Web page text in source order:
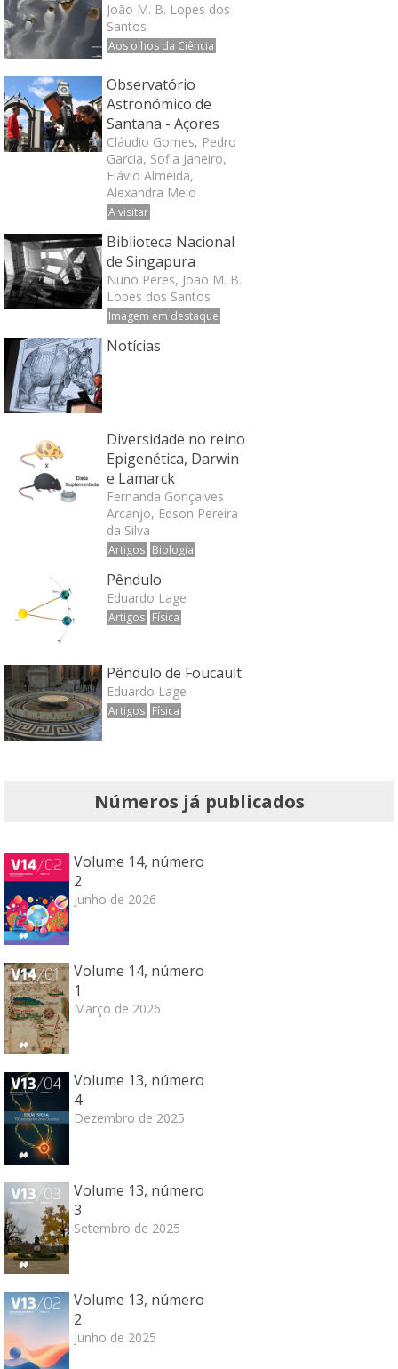
João M. B. Lopes dos
Santos
Aos olhos da Ciência
Observatório
Astronómico de
Santana - Açores
Cláudio Gomes, Pedro
Garcia, Sofia Janeiro,
Flávio Almeida,
Alexandra Melo
A visitar
Biblioteca Nacional
de Singapura
Nuno Peres, João M. B.
Lopes dos Santos
Imagem em destaque
Notícias
Diversidade no reino
Epigenética, Darwin
e Lamarck
Fernanda Gonçalves
Arcanjo, Edson Pereira
da Silva
Artigos Biologia
Pêndulo
Eduardo Lage
Artigos Física
Pêndulo de Foucault
Eduardo Lage
Artigos Física
Números já publicados
Volume 14, número
2
Junho de 2026
Volume 14, número
1
Março de 2026
Volume 13, número
4
Dezembro de 2025
Volume 13, número
3
Setembro de 2025
Volume 13, número
2
Junho de 2025